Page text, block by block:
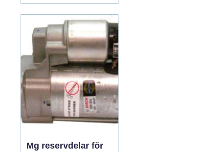
bilen i jobbet vill du
känna trygghet varje
gång du vrider om
nyckeln. När något
händer blir frågan därför
vikti...
Mg reservdelar för